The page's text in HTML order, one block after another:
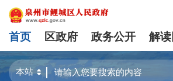
首页 区政府 政务公开 解